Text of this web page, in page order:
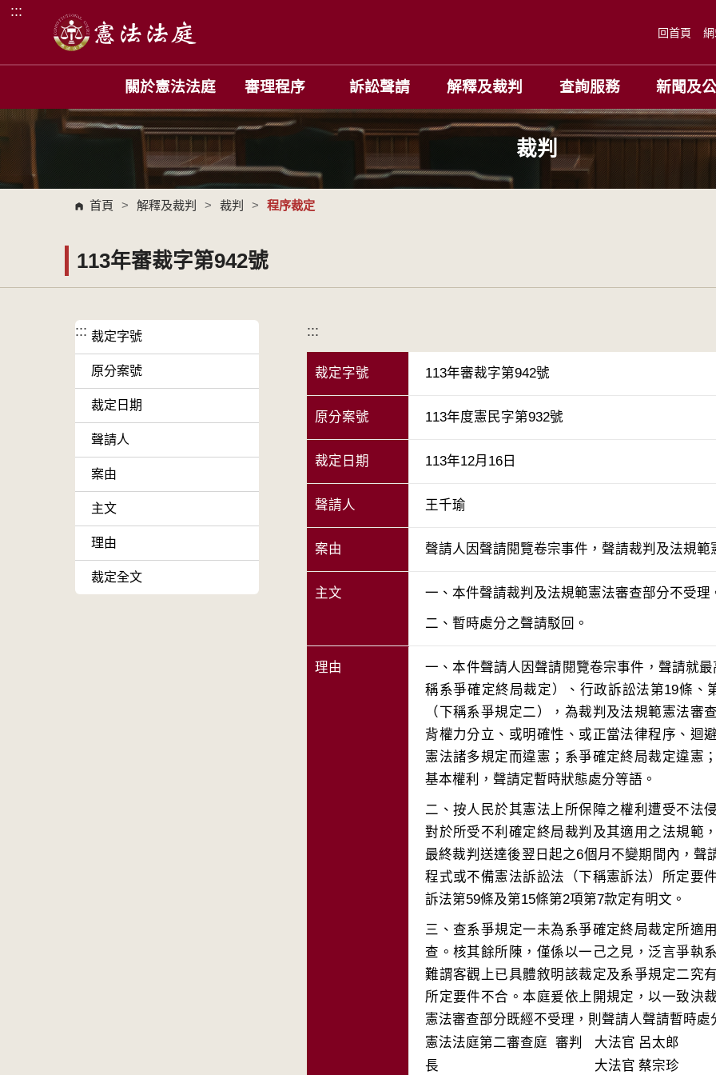
跳到主要內容區塊
:::
回首頁
關於憲法法庭 審理程序 訴訟聲請 解釋及裁判 查詢服務 新聞及
裁判
首頁 > 解釋及裁判 > 裁判 > 程序裁定
113年審裁字第942號
::: 裁定字號
原分案號
裁定日期
聲請人
案由
主文
理由
裁定全文
:::
裁定字號 113年審裁字第942號
原分案號 113年度憲民字第932號
裁定日期 113年12月16日
聲請人 王千瑜
案由 聲請人因聲請閱覽卷宗事件，聲請裁判及法規
主文
二、暫時處分之聲請駁回。
理由
一、本件聲請人因聲請閱覽卷宗事件，聲請就
稱系爭確定終局裁定）、行政訴訟法第19條、
（下稱系爭規定二），為裁判及法規範憲法審
背權力分立、或明確性、或正當法律程序、迴
憲法諸多規定而違憲；系爭確定終局裁定違憲
二、按人民於其憲法上所保障之權利遭受不法
對於所受不利確定終局裁判及其適用之法規範
最終裁判送達後翌日起之6個月不變期間內，
程式或不備憲法訴訟法（下稱憲訴法）所定要
三、查系爭規定一未為系爭確定終局裁定所適
查。核其餘所陳，僅係以一己之見，泛言爭執
難謂客觀上已具體敘明該裁定及系爭規定二究
所定要件不合。本庭爰依上開規定，以一致決
憲法審查部分既經不受理，則聲請人聲請暫時
憲法法庭第二審查庭 審判
長
大法官 呂太郎
大法官 蔡宗珍